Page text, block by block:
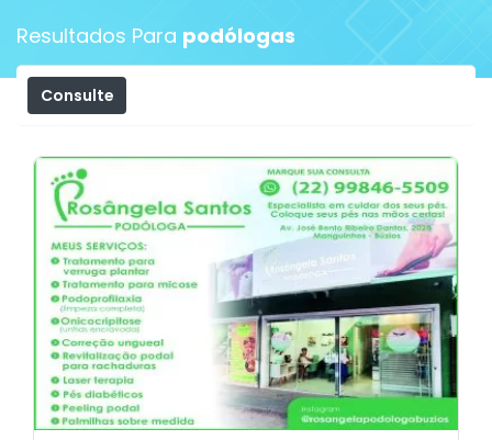
Resultados Para podólogas
Consulte